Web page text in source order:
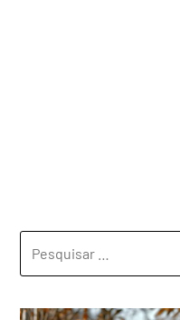
POR: